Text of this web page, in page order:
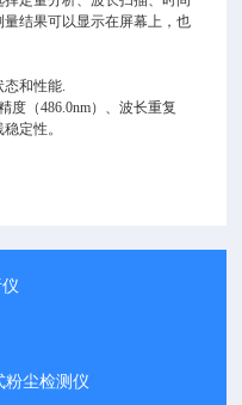
结果可以显示在屏幕上，也
态和性能.
度（486.0nm）、波长重复
定性。
粉尘检测仪